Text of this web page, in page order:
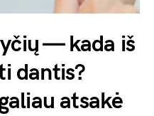
— kada iš
dantis?
atsakė